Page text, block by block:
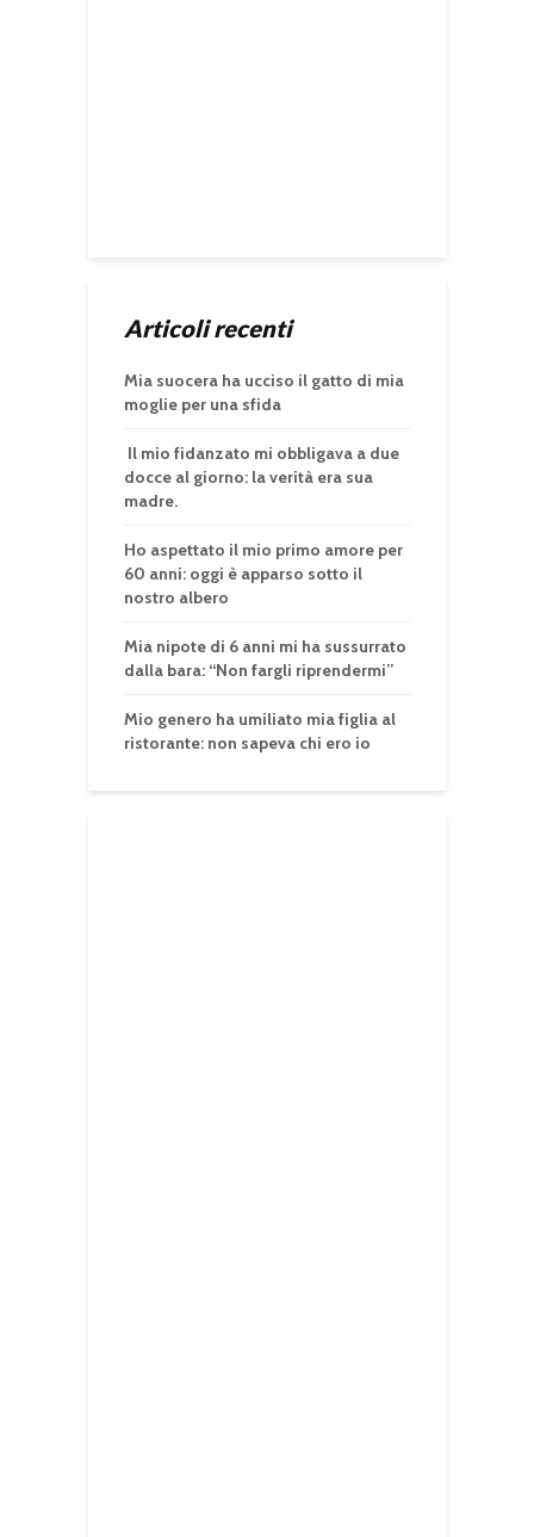
Articoli recenti
Mia suocera ha ucciso il gatto di mia
moglie per una sfida
Il mio fidanzato mi obbligava a due
docce al giorno: la verità era sua
madre.
Ho aspettato il mio primo amore per
60 anni: oggi è apparso sotto il
nostro albero
Mia nipote di 6 anni mi ha sussurrato
dalla bara: “Non fargli riprendermi”
Mio genero ha umiliato mia figlia al
ristorante: non sapeva chi ero io